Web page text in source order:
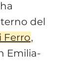
del
Ferro,
Emilia-